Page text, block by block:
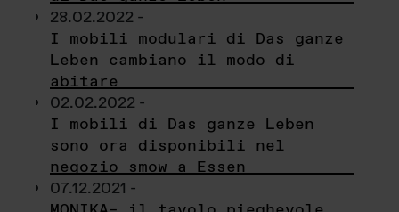
28.02.2022 -
I mobili modulari di Das ganze
Leben cambiano il modo di
abitare
02.02.2022 -
I mobili di Das ganze Leben
sono ora disponibili nel
negozio smow a Essen
07.12.2021 -